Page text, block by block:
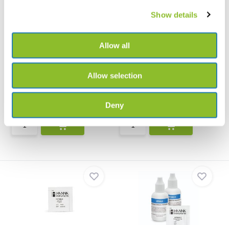
Show details
Allow all
Allow selection
Deny
HI707-25 Reagenzien für
HI707-25 Reagenzien für Nitrit
LR, 25 Tests
HI720-25 Reagenziensatz für
HI720-25 Reagenziensatz für die
€23,69